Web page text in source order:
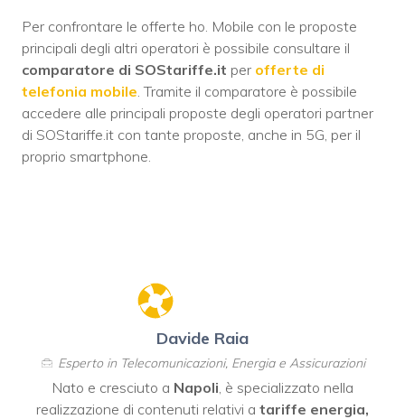
Per confrontare le offerte ho. Mobile con le proposte
principali degli altri operatori è possibile consultare il
comparatore di SOStariffe.it per offerte di
telefonia mobile . Tramite il comparatore è possibile
accedere alle principali proposte degli operatori partner
di SOStariffe.it con tante proposte, anche in 5G, per il
proprio smartphone.
Davide Raia
Esperto in Telecomunicazioni, Energia e Assicurazioni
Nato e cresciuto a Napoli , è specializzato nella
realizzazione di contenuti relativi a tariffe energia,